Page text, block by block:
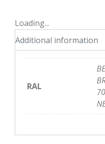
Loading...
Additional information
RAL